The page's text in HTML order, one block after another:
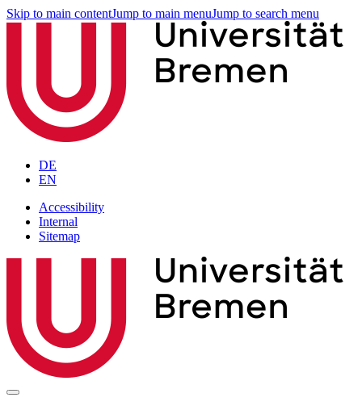
Skip to main contentJump to main menuJump to search menu
DE
EN
Accessibility
Internal
Sitemap